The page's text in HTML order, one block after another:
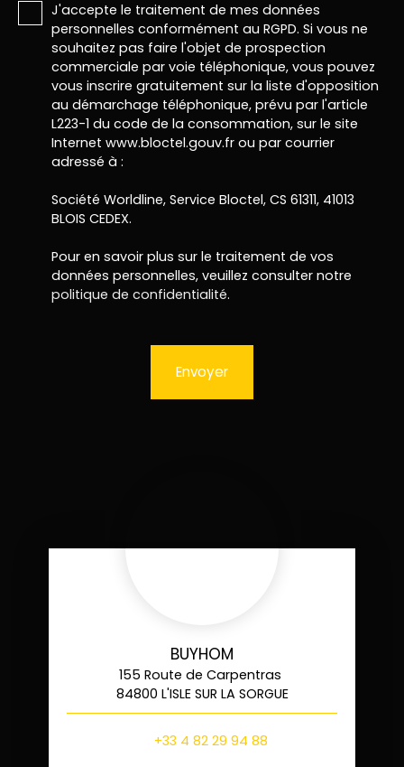
J'accepte le traitement de mes données
personnelles conformément au RGPD. Si vous ne
souhaitez pas faire l'objet de prospection
commerciale par voie téléphonique, vous pouvez
vous inscrire gratuitement sur la liste d'opposition
au démarchage téléphonique, prévu par l'article
L223-1 du code de la consommation, sur le site
Internet www.bloctel.gouv.fr ou par courrier
adressé à :
Société Worldline, Service Bloctel, CS 61311, 41013
BLOIS CEDEX.
Pour en savoir plus sur le traitement de vos
données personnelles, veuillez consulter notre
politique de confidentialité.
Envoyer
BUYHOM
155 Route de Carpentras
84800 L'ISLE SUR LA SORGUE
+33 4 82 29 94 88